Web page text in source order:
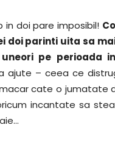
doi pare imposibil!
doi parinti uita sa
pe perioada
ajute – ceea ce
cate o jumatate
incantate sa